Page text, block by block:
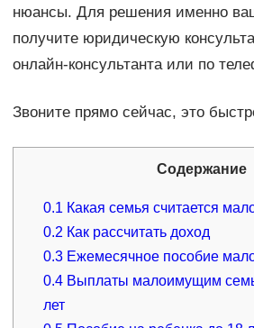
нюансы. Для решения именно
получите юридическую
онлайн-консультанта или по
Звоните прямо сейчас, это
Содержание
0.1 Какая семья считается
0.2 Как рассчитать доход
0.3 Ежемесячное пособие
0.4 Выплаты малоимущим
лет